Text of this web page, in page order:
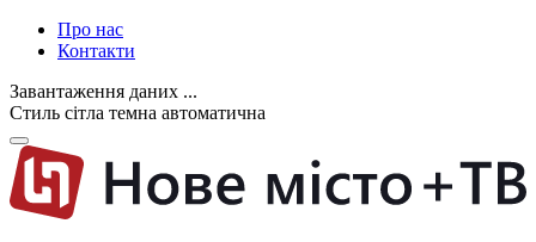
Про нас
Контакти
Завантаження даних ...
Стиль сітла темна автоматична